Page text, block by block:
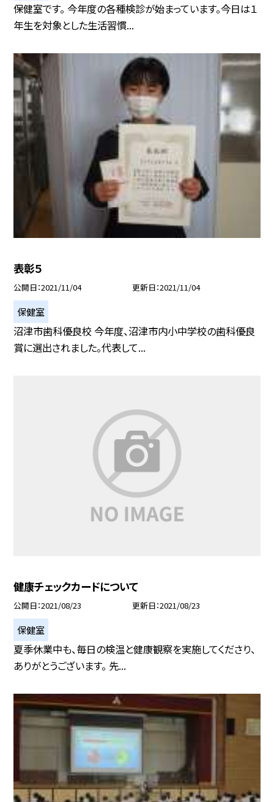
保健室です。 今年度の各種検診が始まっています。今日は１
年生を対象とした生活習慣...
表彰５
公開日 2021/11/04 更新日 2021/11/04
保健室
沼津市歯科優良校 今年度、沼津市内小中学校の歯科優良
賞に選出されました。代表して...
健康チェックカードについて
公開日 2021/08/23 更新日 2021/08/23
保健室
夏季休業中も、毎日の検温と健康観察を実施してくださり、
ありがとうございます。 先...